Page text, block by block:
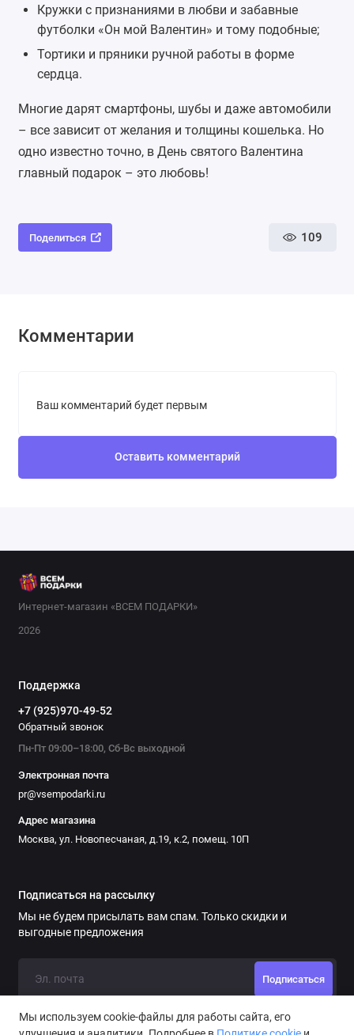
Кружки с признаниями в любви и забавные
футболки «Он мой Валентин» и тому подобные;
Тортики и пряники ручной работы в форме
сердца.
Многие дарят смартфоны, шубы и даже автомобили
– все зависит от желания и толщины кошелька. Но
одно известно точно, в День святого Валентина
главный подарок – это любовь!
Поделиться 109
Комментарии
Ваш комментарий будет первым
Оставить комментарий
Интернет-магазин «ВСЕМ ПОДАРКИ»
2026
Поддержка
+7 (925)970-49-52
Обратный звонок
Пн-Пт 09:00–18:00, Сб-Вс выходной
Электронная почта
pr@vsempodarki.ru
Адрес магазина
Москва, ул. Новопесчаная, д.19, к.2, помещ. 10П
Подписаться на рассылку
Мы не будем присылать вам спам. Только скидки и
выгодные предложения
Подписаться
Мы используем cookie-файлы для работы сайта, его